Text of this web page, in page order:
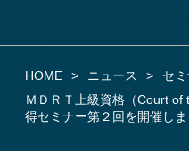
HOME ニュース セ
ＭＤＲＴ上級資格（Court of
得セミナー第２回を開催し